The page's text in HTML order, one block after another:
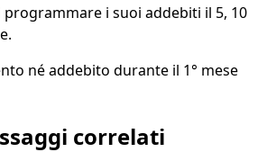
l’importo stabilito?
programmare i suoi addebiti il 5, 10
né addebito durante il 1° mese
correlati